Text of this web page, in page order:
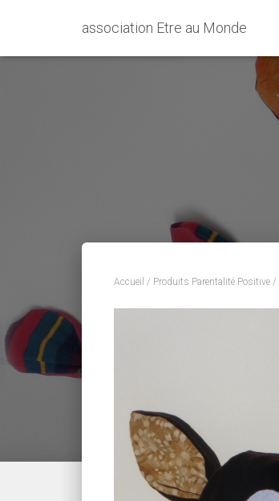
association Etre au Monde
Accueil / Produits Parentalité Positive /